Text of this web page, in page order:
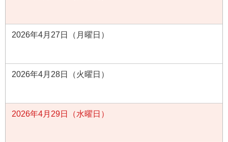
2026年4月27日（月曜日）
2026年4月28日（火曜日）
2026年4月29日（水曜日）